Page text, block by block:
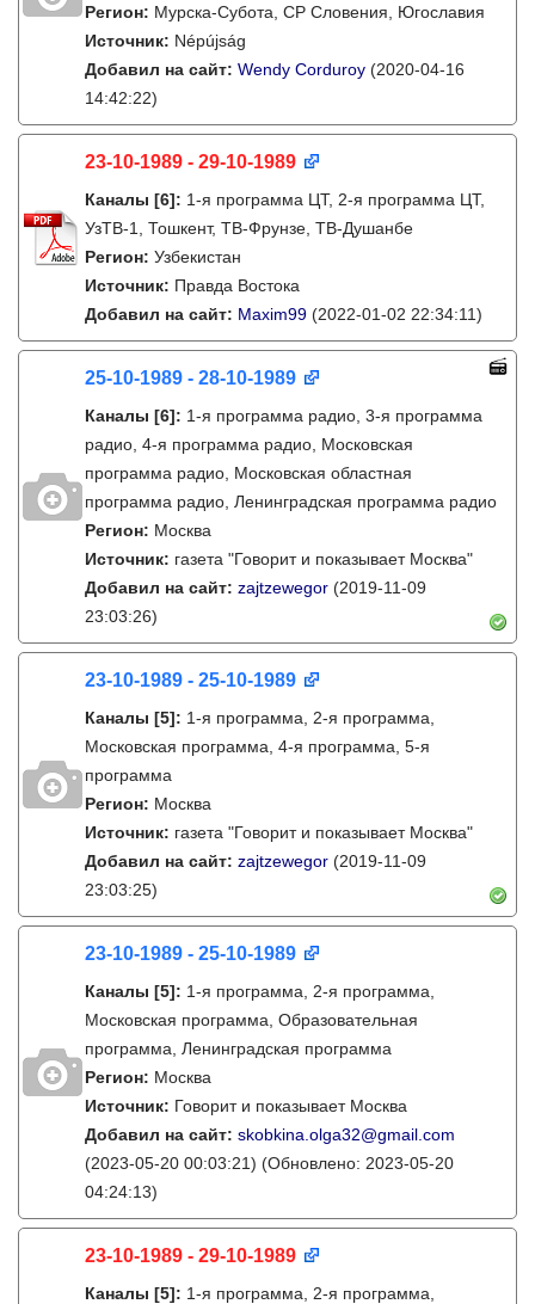
Регион: Мурска-Субота, СР Словения, Югославия
Источник: Népújság
Добавил на сайт: Wendy Corduroy (2020-04-16
14:42:22)
23-10-1989 - 29-10-1989
Каналы [6]: 1-я программа ЦТ, 2-я программа ЦТ,
УзТВ-1, Тошкент, ТВ-Фрунзе, ТВ-Душанбе
Регион: Узбекистан
Источник: Правда Востока
Добавил на сайт: Maxim99 (2022-01-02 22:34:11)
25-10-1989 - 28-10-1989
Каналы [6]: 1-я программа радио, 3-я программа
радио, 4-я программа радио, Московская
программа радио, Московская областная
программа радио, Ленинградская программа радио
Регион: Москва
Источник: газета "Говорит и показывает Москва"
Добавил на сайт: zajtzewegor (2019-11-09
23:03:26)
23-10-1989 - 25-10-1989
Каналы [5]: 1-я программа, 2-я программа,
Московская программа, 4-я программа, 5-я
программа
Регион: Москва
Источник: газета "Говорит и показывает Москва"
Добавил на сайт: zajtzewegor (2019-11-09
23:03:25)
23-10-1989 - 25-10-1989
Каналы [5]: 1-я программа, 2-я программа,
Московская программа, Образовательная
программа, Ленинградская программа
Регион: Москва
Источник: Говорит и показывает Москва
Добавил на сайт: skobkina.olga32@gmail.com
(2023-05-20 00:03:21) (Обновлено: 2023-05-20
04:24:13)
23-10-1989 - 29-10-1989
Каналы [5]: 1-я программа, 2-я программа,